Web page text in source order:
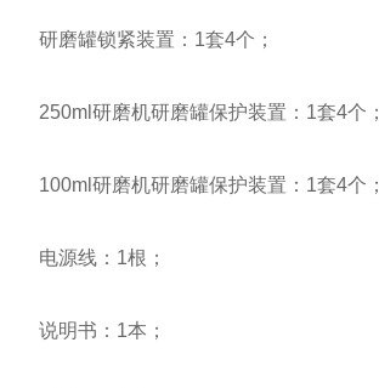
研磨罐锁紧装置：1套4个；
250ml研磨机研磨罐保护装置：1套4个；
100ml研磨机研磨罐保护装置：1套4个；
电源线：1根；
说明书：1本；